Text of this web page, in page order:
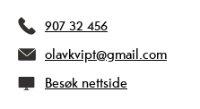
907 32 456
olavkvipt@gmail.com
Besøk nettside